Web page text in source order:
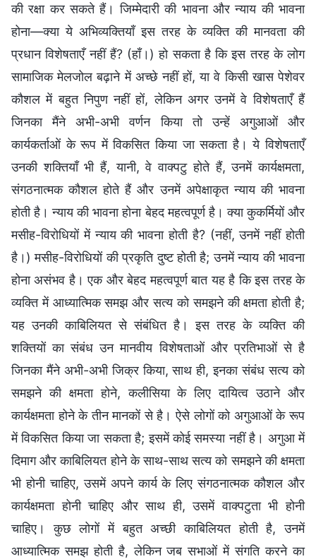
की रक्षा कर सकते हैं। जिम्मेदारी की भावना और न्याय की भावना
होना—क्या ये अभिव्यक्तियाँ इस तरह के व्यक्ति की मानवता की
प्रधान विशेषताएँ नहीं हैं? (हाँ।) हो सकता है कि इस तरह के लोग
सामाजिक मेलजोल बढ़ाने में अच्छे नहीं हों, या वे किसी खास पेशेवर
कौशल में बहुत निपुण नहीं हों, लेकिन अगर उनमें वे विशेषताएँ हैं
जिनका मैंने अभी-अभी वर्णन किया तो उन्हें अगुआओं और
कार्यकर्ताओं के रूप में विकसित किया जा सकता है। ये विशेषताएँ
उनकी शक्तियाँ भी हैं, यानी, वे वाक्पटु होते हैं, उनमें कार्यक्षमता,
संगठनात्मक कौशल होते हैं और उनमें अपेक्षाकृत न्याय की भावना
होती है। न्याय की भावना होना बेहद महत्वपूर्ण है। क्या कुकर्मियों और
मसीह-विरोधियों में न्याय की भावना होती है? (नहीं, उनमें नहीं होती
है।) मसीह-विरोधियों की प्रकृति दुष्ट होती है; उनमें न्याय की भावना
होना असंभव है। एक और बेहद महत्वपूर्ण बात यह है कि इस तरह के
व्यक्ति में आध्यात्मिक समझ और सत्य को समझने की क्षमता होती है;
यह उनकी काबिलियत से संबंधित है। इस तरह के व्यक्ति की
शक्तियों का संबंध उन मानवीय विशेषताओं और प्रतिभाओं से है
जिनका मैंने अभी-अभी जिक्र किया, साथ ही, इनका संबंध सत्य को
समझने की क्षमता होने, कलीसिया के लिए दायित्व उठाने और
कार्यक्षमता होने के तीन मानकों से है। ऐसे लोगों को अगुआओं के रूप
में विकसित किया जा सकता है; इसमें कोई समस्या नहीं है। अगुआ में
दिमाग और काबिलियत होने के साथ-साथ सत्य को समझने की क्षमता
भी होनी चाहिए, उसमें अपने कार्य के लिए संगठनात्मक कौशल और
कार्यक्षमता होनी चाहिए और साथ ही, उसमें वाक्पटुता भी होनी
चाहिए। कुछ लोगों में बहुत अच्छी काबिलियत होती है, उनमें
आध्यात्मिक समझ होती है, लेकिन जब सभाओं में संगति करने का